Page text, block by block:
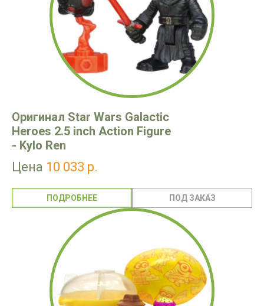
Оригинал Star Wars Galactic
Heroes 2.5 inch Action Figure
- Kylo Ren
Цена 10 033 р.
ПОДРОБНЕЕ